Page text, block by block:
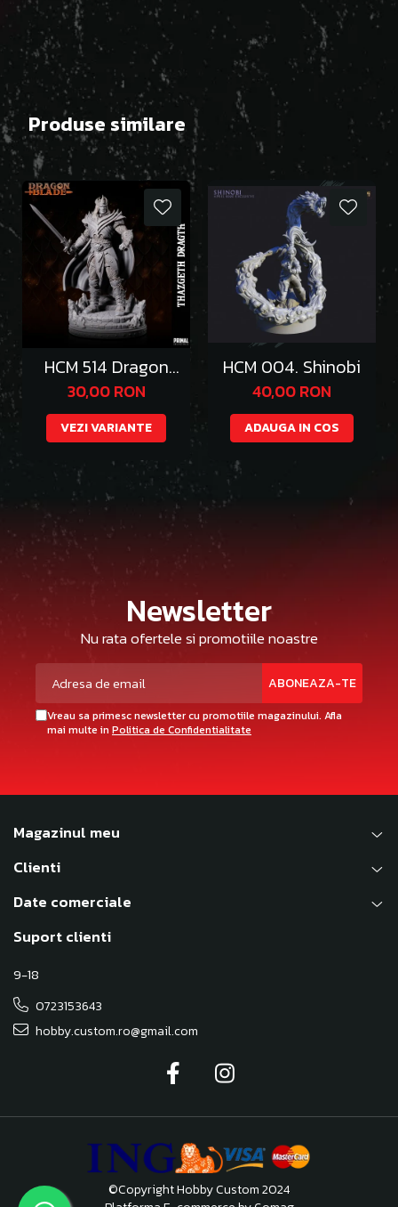
Produse similare
HCM 514 Dragon
Emperor Thazgeth
30,00 RON
VEZI VARIANTE
HCM 004. Shinobi
40,00 RON
ADAUGA IN COS
Newsletter
Nu rata ofertele si promotiile noastre
Vreau sa primesc newsletter cu promotiile magazinului. Afla
mai multe in Politica de Confidentialitate
Magazinul meu
Clienti
Date comerciale
Suport clienti
9-18
0723153643
hobby.custom.ro@gmail.com
©Copyright Hobby Custom 2024